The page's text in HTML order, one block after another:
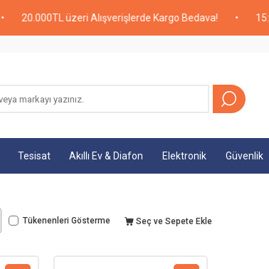
20.000TL üzeri Alışverişlerde Kargo Bedava!
Tesisat Akıllı Ev & Diafon Elektronik Güvenlik
Tükenenleri Gösterme Seç ve Sepete Ekle